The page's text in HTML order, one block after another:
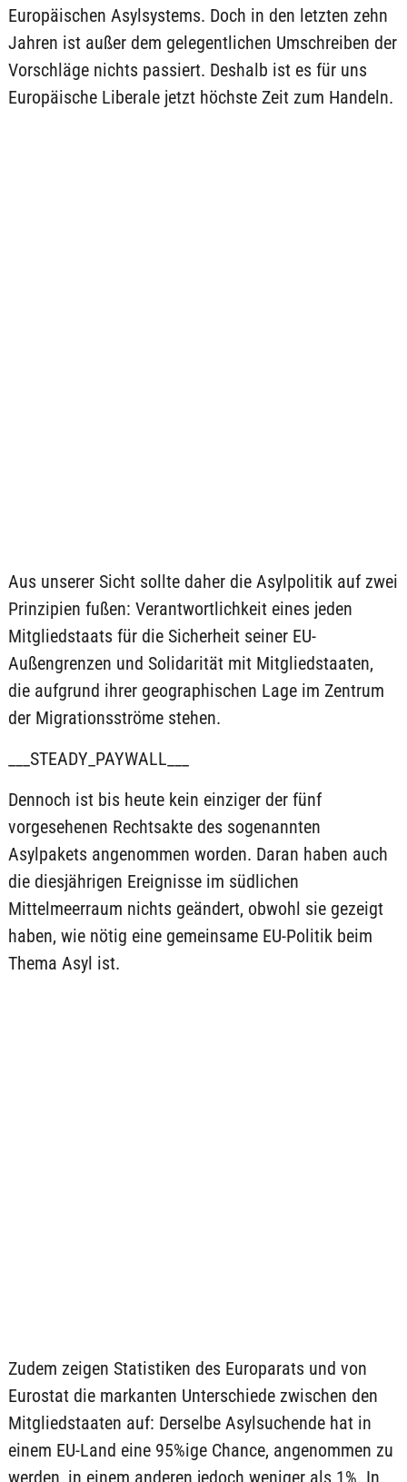
Europäischen Asylsystems. Doch in den letzten zehn
Jahren ist außer dem gelegentlichen Umschreiben der
Vorschläge nichts passiert. Deshalb ist es für uns
Europäische Liberale jetzt höchste Zeit zum Handeln.
Aus unserer Sicht sollte daher die Asylpolitik auf zwei
Prinzipien fußen: Verantwortlichkeit eines jeden
Mitgliedstaats für die Sicherheit seiner EU-
Außengrenzen und Solidarität mit Mitgliedstaaten,
die aufgrund ihrer geographischen Lage im Zentrum
der Migrationsströme stehen.
___STEADY_PAYWALL___
Dennoch ist bis heute kein einziger der fünf
vorgesehenen Rechtsakte des sogenannten
Asylpakets angenommen worden. Daran haben auch
die diesjährigen Ereignisse im südlichen
Mittelmeerraum nichts geändert, obwohl sie gezeigt
haben, wie nötig eine gemeinsame EU-Politik beim
Thema Asyl ist.
Zudem zeigen Statistiken des Europarats und von
Eurostat die markanten Unterschiede zwischen den
Mitgliedstaaten auf: Derselbe Asylsuchende hat in
einem EU-Land eine 95%ige Chance, angenommen zu
werden, in einem anderen jedoch weniger als 1%. In